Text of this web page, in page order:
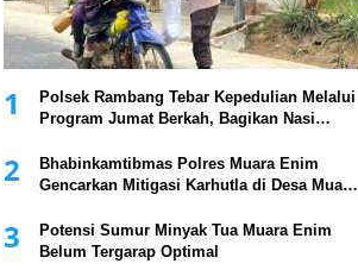
1
Polsek Rambang Tebar Kepedulian Melalui
Program Jumat Berkah, Bagikan Nasi
2
Bhabinkamtibmas Polres Muara Enim
Gencarkan Mitigasi Karhutla di Desa Muara
3
Potensi Sumur Minyak Tua Muara Enim
Belum Tergarap Optimal